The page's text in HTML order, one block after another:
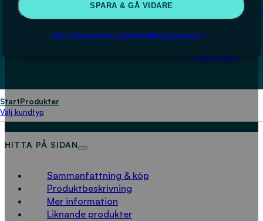
SPARA & GÅ VIDARE
Mer information om kundkategorierna
Om
Köpvillkor
Fysiskt lager
StartProdukter
Välj kundtyp
Luftburet enzym – riskmarkör
vid arbete i reningsverk för
LADDA NED
HITTA PÅ SIDAN
Sammanfattning & köp
Produktbeskrivning
Mer information
Liknande produkter